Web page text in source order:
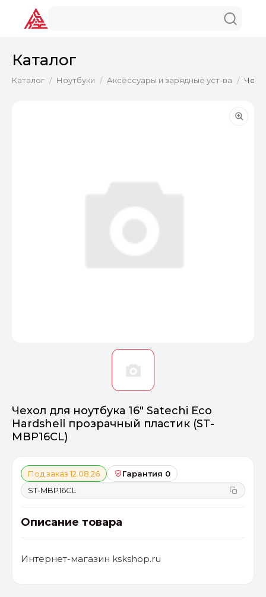
Каталог
Каталог / Ноутбуки / Аксессуары и зарядные уст-ва /
Чехол для ноутбука 16" Satechi Eco
Hardshell прозрачный пластик (ST-
MBP16CL)
Под заказ 12.08.26
Гарантия 0
ST-MBP16CL
Описание товара
Интернет-магазин kskshop.ru